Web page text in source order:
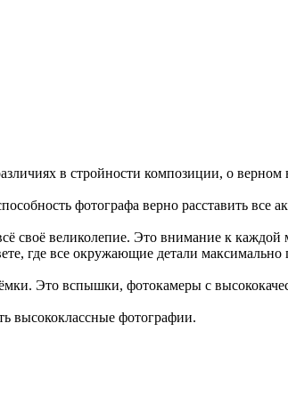
в стройности композиции, о
фотографа верно расставить все
своё великолепие. Это внимание к каждой
где все окружающие детали
Это вспышки, фотокамеры с
высококлассные фотографии.